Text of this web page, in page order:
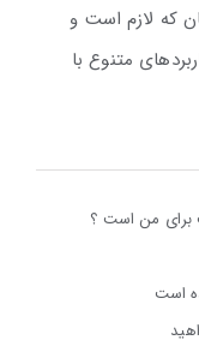
که لازم است و
متنوع با
برای من است ؟
است